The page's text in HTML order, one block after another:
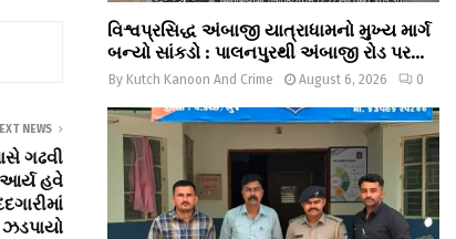
NEWS
ગઢવી
હવે
ઝડપાયો
વિશ્વપ્રસિદ્ધ અંબાજી યાત્રાધામનો મુખ્ય માર્ગ
બન્યો સાંકડો : પાલનપુરથી અંબાજી રોડ પર...
By Kutch Kanoon And Crime August 6, 2026 0